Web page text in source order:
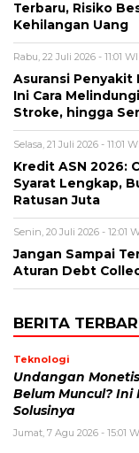
Terbaru, Risiko
Kehilangan Uang
Rabu, 22 Juli 2026 - 11:01
Asuransi Penyakit
Ini Cara
Stroke, hingga
Selasa, 21 Juli 2026 - 11:01
Kredit ASN 2026:
Syarat Lengkap,
Ratusan Juta
Senin, 20 Juli 2026 - 12:01
Jangan Sampai
Aturan Debt
BERITA
Teknologi
Undangan
Belum Muncul? Ini
Solusinya
Jumat, 7 Agu 2026 - 15:01